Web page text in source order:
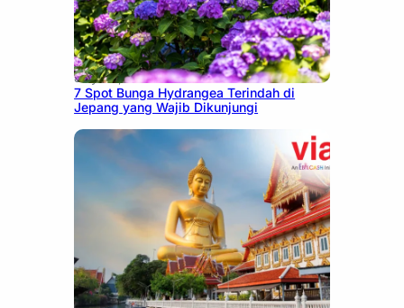
July 23, 2026
7 Spot Bunga Hydrangea Terindah di
Jepang yang Wajib Dikunjungi